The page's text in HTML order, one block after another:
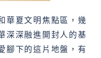
華夏文明焦點區，幾
深深融進開封人的基
腳下的這片地盤，有